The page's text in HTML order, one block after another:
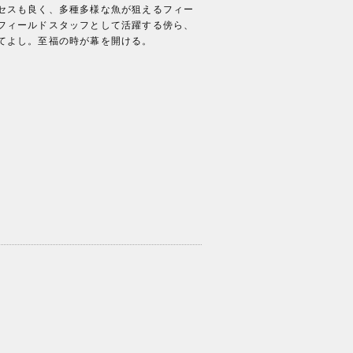
も良く、多種多様な魚が狙えるフィー
ールドスタッフとして活躍する傍ら、
し。至福の時が幕を開ける。